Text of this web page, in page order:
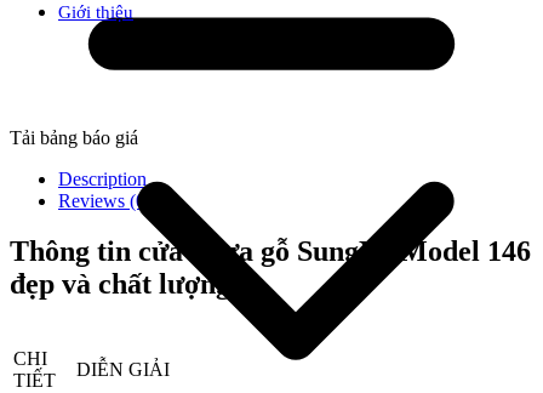
Giới thiệu
Tải bảng báo giá
Description
Reviews (0)
Thông tin cửa nhựa gỗ SungYu Model 146
đẹp và chất lượng
CHI
TIẾT
DIỄN GIẢI